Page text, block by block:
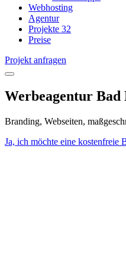
Webhosting
Agentur
Projekte 32
Preise
Projekt anfragen
open
Werbeagentur Bad
Branding, Webseiten,
Ja, ich möchte eine kostenfreie